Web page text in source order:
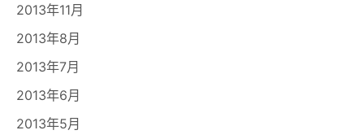
2013年11月
2013年8月
2013年7月
2013年6月
2013年5月